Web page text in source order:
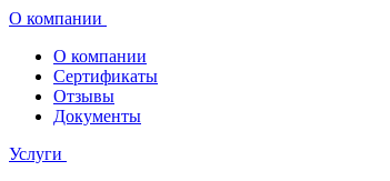
О компании
О компании
Сертификаты
Отзывы
Документы
Услуги